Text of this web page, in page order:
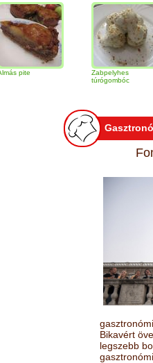
Zabpelyhes
túrógombóc
Bikavért
legszebb